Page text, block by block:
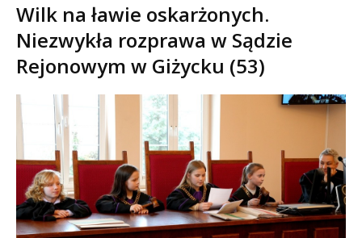
Wilk na ławie oskarżonych.
Niezwykła rozprawa w Sądzie
Rejonowym w Giżycku (53)